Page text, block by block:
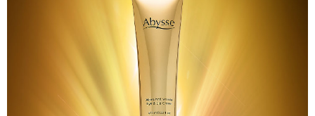
NT$120/pesanan | Penghantaran percuma untuk pesanan